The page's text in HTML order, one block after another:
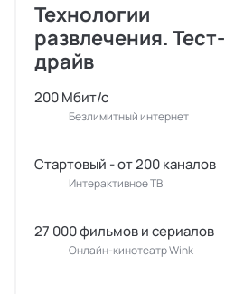
Технологии
развлечения. Тест-
драйв
200 Мбит/с
Безлимитный интернет
Стартовый - от 200 каналов
Интерактивное ТВ
27 000 фильмов и сериалов
Онлайн-кинотеатр Wink